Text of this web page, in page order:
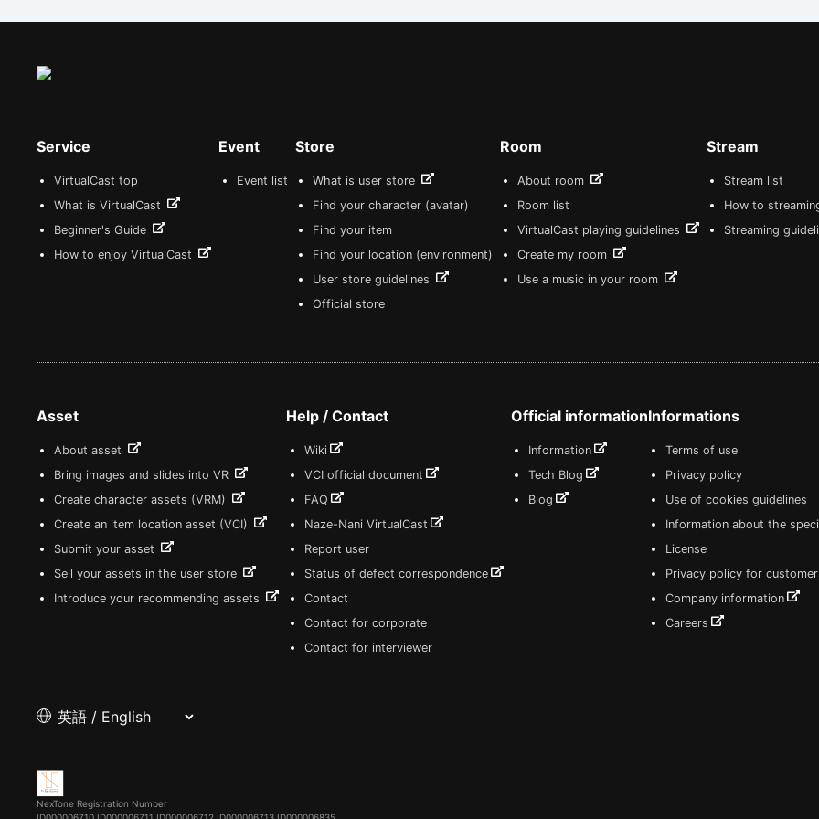
Service
VirtualCast top
What is VirtualCast
Beginner's Guide
How to enjoy VirtualCast
Event
Event list
Store
What is user store
Find your character (avatar)
Find your item
Find your location (environment)
User store guidelines
Official store
Room
About room
Room list
VirtualCast playing guidelines
Create my room
Use a music in your room
Stream
Stream list
How to
Streaming
Asset
About asset
Bring images and slides into VR
Create character assets (VRM)
Create an item location asset (VCI)
Submit your asset
Sell your assets in the user store
Introduce your recommending assets
Help / Contact
Wiki
VCI official document
FAQ
Naze-Nani VirtualCast
Report user
Status of defect correspondence
Contact
Contact for corporate
Contact for interviewer
Official information
Information
Tech Blog
Blog
Informations
Terms of use
Privacy policy
Use of cookies guidelines
Information about the
License
Privacy policy for
Company information
Careers
NexTone Registration Number